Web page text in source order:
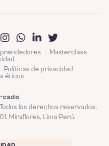
Masterclass
Políticas de privacidad
éticos
los derechos reservados.
Miraflores, Lima-Perú.